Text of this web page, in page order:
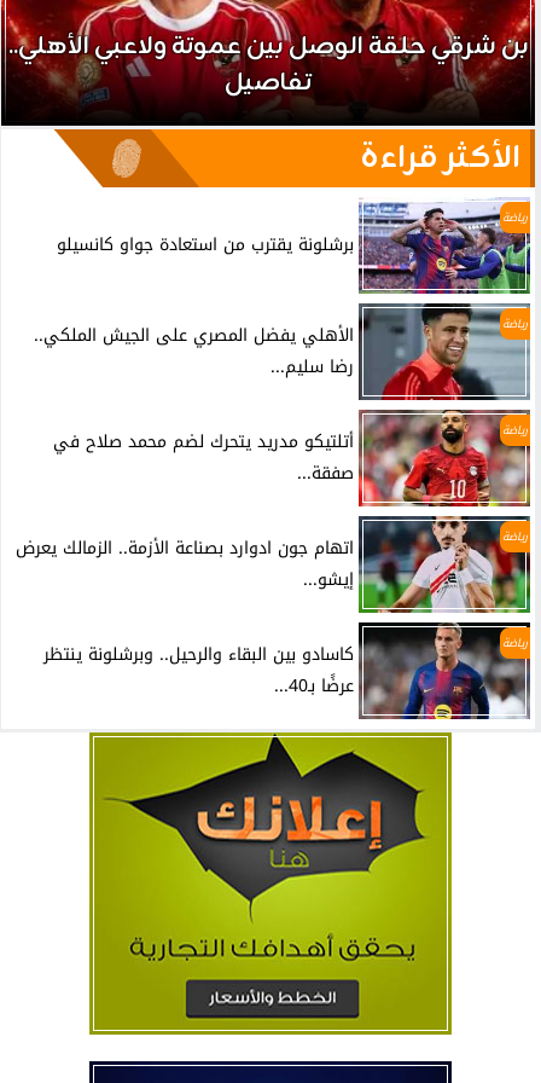
بن شرقي حلقة الوصل بين عموتة ولاعبي الأهلي..
تفاصيل
الأكثر قراءة
رياضة
برشلونة يقترب من استعادة جواو كانسيلو
رياضة
الأهلي يفضل المصري على الجيش الملكي..
رضا سليم...
رياضة
أتلتيكو مدريد يتحرك لضم محمد صلاح في
صفقة...
رياضة
اتهام جون ادوارد بصناعة الأزمة.. الزمالك يعرض
إيشو...
رياضة
كاسادو بين البقاء والرحيل.. وبرشلونة ينتظر
عرضًا بـ40...